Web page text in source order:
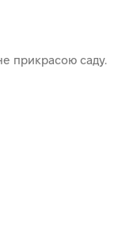
прикрасою саду.